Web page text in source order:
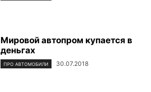
Мировой автопром купается в
деньгах
ПРО АВТОМОБИЛИ 30.07.2018